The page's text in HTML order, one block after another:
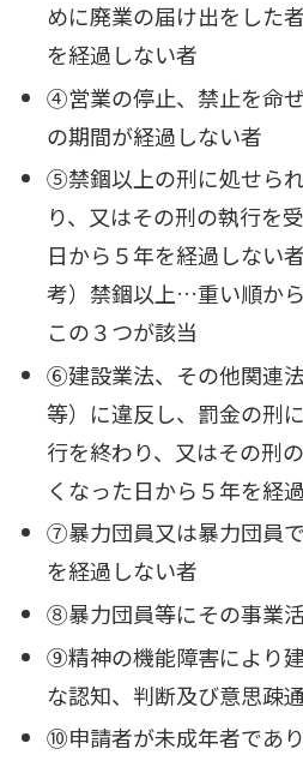
めに廃業の届け出をした
を経過しない者
④営業の停止、禁止を命
の期間が経過しない者
⑤禁錮以上の刑に処せら
り、又はその刑の執行を
日から５年を経過しない
考）禁錮以上…重い順か
この３つが該当
⑥建設業法、その他関連
等）に違反し、罰金の刑
行を終わり、又はその刑
くなった日から５年を経
⑦暴力団員又は暴力団員
を経過しない者
⑧暴力団員等にその事業
⑨精神の機能障害により
な認知、判断及び意思疎
⑩申請者が未成年者であ